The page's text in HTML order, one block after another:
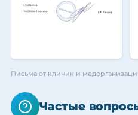
Письма от клиник и
Частые